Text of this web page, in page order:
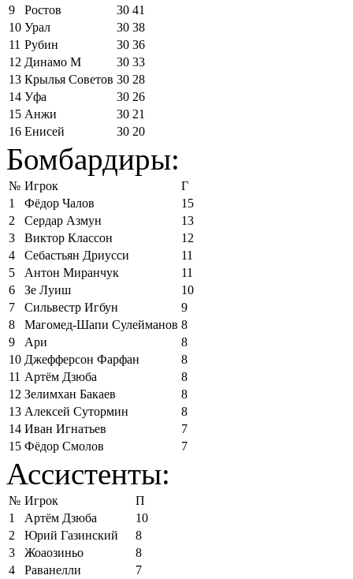
9
Ростов 30 41
10 Урал 30 38
11 Рубин 30 36
12 Динамо М 30 33
13 Крылья Советов 30 28
14 Уфа 30 26
15 Анжи 30 21
16 Енисей 30 20
Бомбардиры:
№ Игрок
Г
1
Фёдор Чалов
15
2
Сердар Азмун
13
3
Виктор Классон
12
4
Себастьян Дриусси
11
5
Антон Миранчук
11
6
Зе Луиш
10
7
Сильвестр Игбун
9
8
Магомед-Шапи Сулейманов 8
9
Ари
8
10 Джефферсон Фарфан
8
11 Артём Дзюба
8
12 Зелимхан Бакаев
8
13 Алексей Сутормин
8
14 Иван Игнатьев
7
15 Фёдор Смолов 7
Ассистенты:
№ Игрок
П
1
Артём Дзюба
10
2
Юрий Газинский
8
3
Жоаозиньо
8
4
Раванелли
7